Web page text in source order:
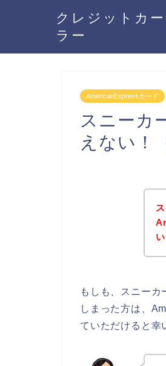
クレジットカ
ラー
AmericanExpressカード
スニーカ
えない！
もしも、スニー
しまった方は、
ていただけると幸